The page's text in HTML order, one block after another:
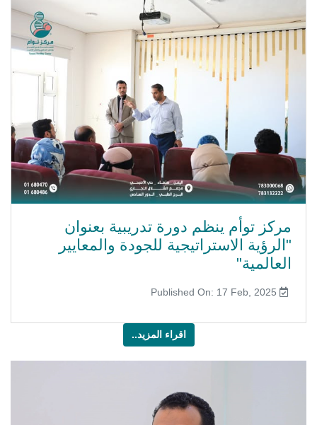
مركز توأم ينظم دورة تدريبية بعنوان
"الرؤية الاستراتيجية للجودة والمعايير
العالمية"
اقراء المزيد..